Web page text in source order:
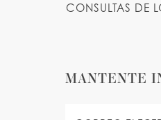
CONSULTAS DE
MANTENTE